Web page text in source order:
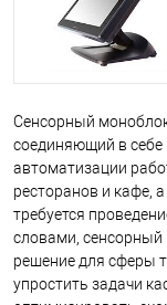
Сенсорный
соединяющий в
автоматизации
ресторанов и кафе,
требуется
словами, сенсорный
решение для сферы
упростить задачи